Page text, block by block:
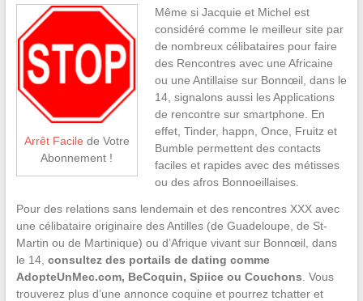
Arrêt Facile de Votre
Abonnement !
Même si Jacquie et Michel est
considéré comme le meilleur site par
de nombreux célibataires pour faire
des Rencontres avec une Africaine
ou une Antillaise sur Bonnœil, dans le
14, signalons aussi les Applications
de rencontre sur smartphone. En
effet, Tinder, happn, Once, Fruitz et
Bumble permettent des contacts
faciles et rapides avec des métisses
ou des afros Bonnoeillaises.
Pour des relations sans lendemain et des rencontres XXX avec
une célibataire originaire des Antilles (de Guadeloupe, de St-
Martin ou de Martinique) ou d’Afrique vivant sur Bonnœil, dans
le 14, consultez des portails de dating comme
AdopteUnMec.com, BeCoquin, Spiice ou Couchons . Vous
trouverez plus d’une annonce coquine et pourrez tchatter et